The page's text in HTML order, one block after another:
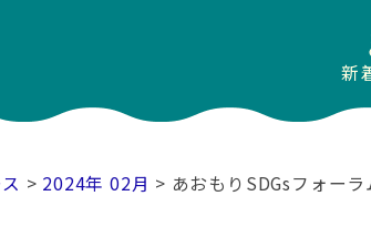
新
> 2024年 02月 > あおもりSDGsフォー